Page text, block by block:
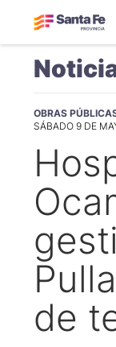
OBRAS
SÁBADO 9 DE
de